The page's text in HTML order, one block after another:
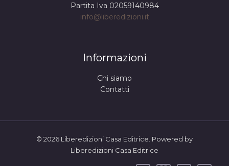
Partita Iva 02059140984
info@liberedizioni.it
Informazioni
Chi siamo
Contatti
© 2026 Liberedizioni Casa Editrice. Powered by
Liberedizioni Casa Editrice